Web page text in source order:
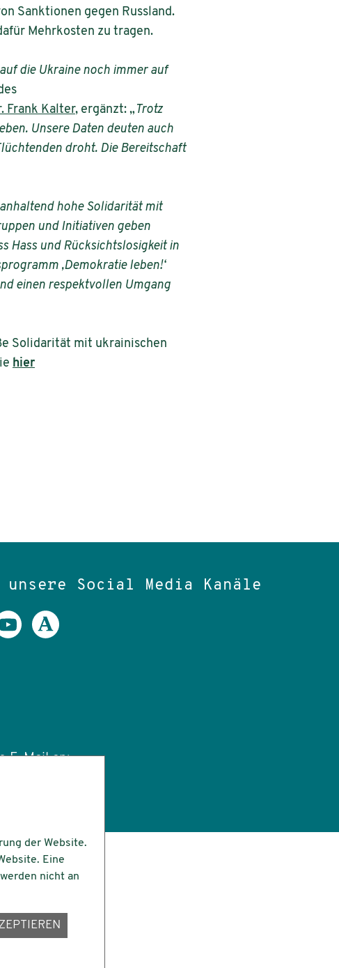
Sanktionen gegen Russland.
Mehrkosten zu tragen.
die Ukraine noch immer auf
Frank Kalter, ergänzt: „ Trotz
Unsere Daten deuten auch
droht. Die Bereitschaft
hohe Solidarität mit
und Initiativen geben
Hass und Rücksichtslosigkeit in
‚Demokratie leben!‘
einen respektvollen Umgang
Solidarität mit ukrainischen
hier
unsere Social Media Kanäle
E-Mail an:
der Website.
Eine
nicht an